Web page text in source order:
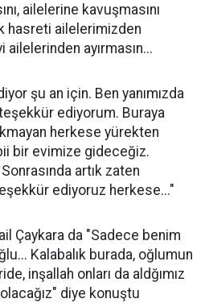
ailelerine kavuşmasını
hasreti ailelerimizden
ayırmasın...
şu an için. Ben yanımızda
ediyorum. Buraya
herkese yürekten
bir evimize gideceğiz.
artık zaten
ediyoruz herkese..."
Çaykara da "Sadece benim
Kalabalık burada, oğlumun
inşallah onları da aldğımız
diye konuştu